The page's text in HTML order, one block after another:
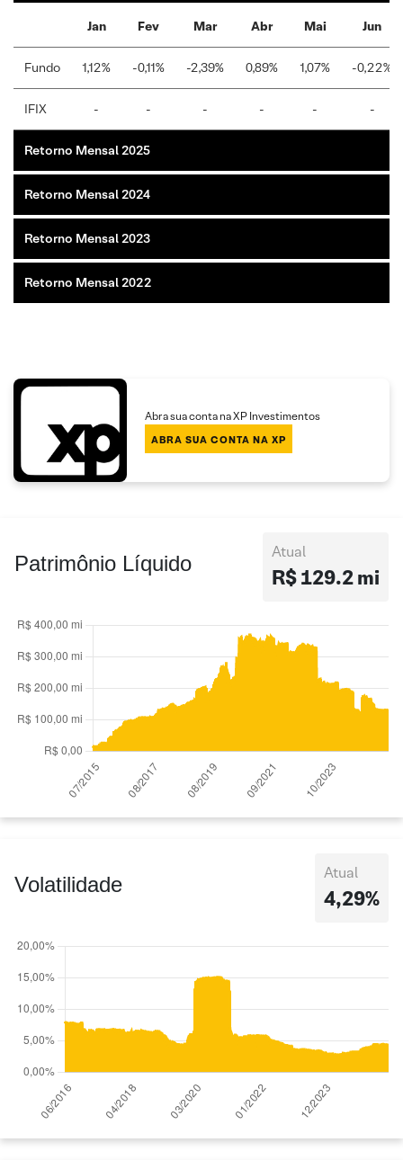
Jan Fev Mar Abr Mai Jun
Fundo 1,12% -0,11% -2,39% 0,89% 1,07% -0,22%
IFIX - - - - - -
Retorno Mensal 2025
Retorno Mensal 2024
Retorno Mensal 2023
Retorno Mensal 2022
Abra sua conta na XP Investimentos
ABRA SUA CONTA NA XP
Patrimônio Líquido Atual
R$ 129.2 mi
Volatilidade Atual
4,29%